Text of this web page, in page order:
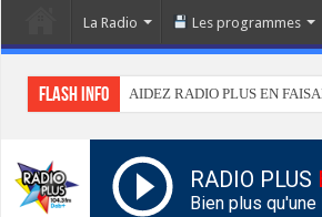
La Radio Les programmes
Flash info AIDEZ RADIO PLUS EN
RADIO PLUS
Bien plus qu'une